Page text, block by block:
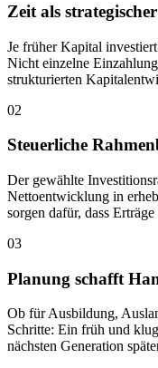
Zeit als
Je früher Kapital
Nicht einzelne
strukturierten
02
Steuerliche
Der gewählte
Nettoentwicklung in
sorgen dafür, dass
03
Planung schafft
Ob für Ausbildung,
Schritte: Ein früh und
nächsten Generation